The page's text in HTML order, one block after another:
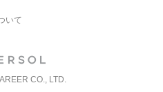
いて
CO., LTD.